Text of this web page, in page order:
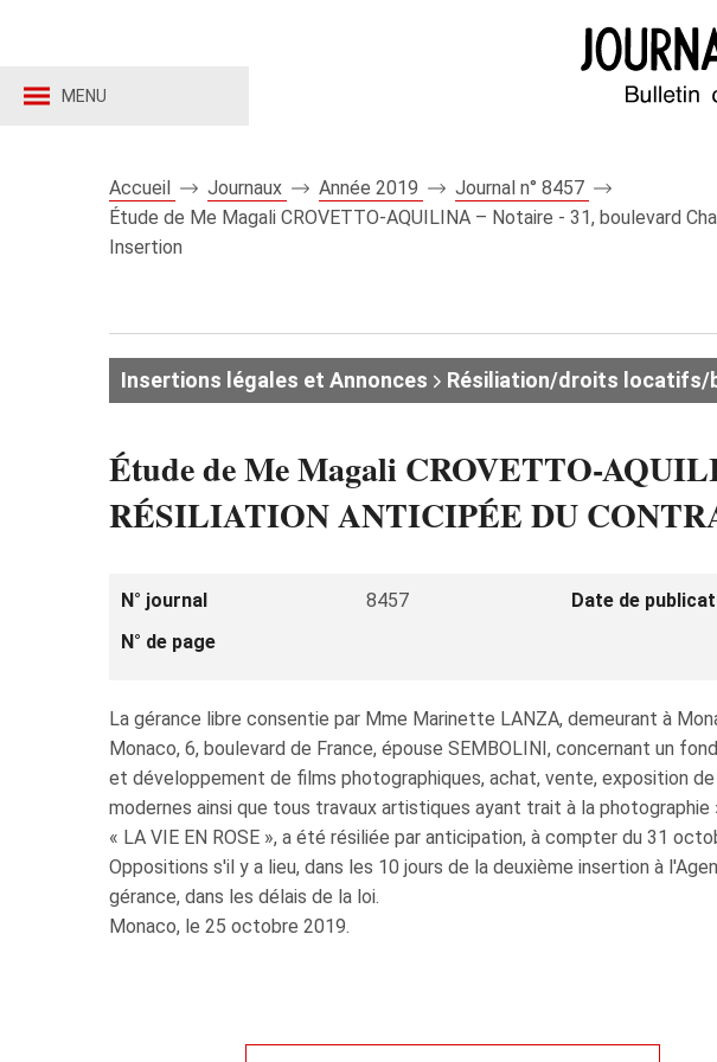
MENU
Accueil Journaux Année 2019
Journal n° 8457
Étude de Me Magali CROVETTO-AQUILINA – Notaire - 31, boulevard
Insertion
Insertions légales et Annonces Résiliation/droits locatifs/
Étude de Me Magali CROVETTO-
RÉSILIATION ANTICIPÉE DU
N° journal 8457 Date de
N° de page
La gérance libre consentie par Mme Marinette LANZA, demeurant à
Monaco, 6, boulevard de France, épouse SEMBOLINI, concernant un
et développement de films photographiques, achat, vente, exposition
modernes ainsi que tous travaux artistiques ayant trait à la
« LA VIE EN ROSE », a été résiliée par anticipation, à compter du 31
Oppositions s'il y a lieu, dans les 10 jours de la deuxième insertion à
gérance, dans les délais de la loi.
Monaco, le 25 octobre 2019.